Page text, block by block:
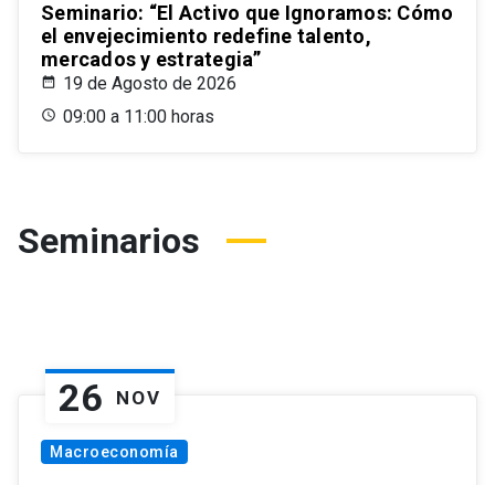
Seminario: “El Activo que Ignoramos: Cómo
el envejecimiento redefine talento,
mercados y estrategia”
19 de Agosto de 2026
09:00 a 11:00 horas
Seminarios
26 NOV
Macroeconomía